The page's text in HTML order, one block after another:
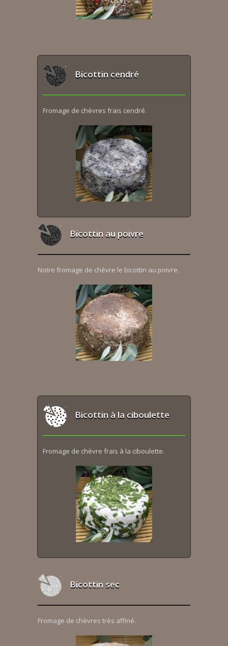
Bicottin cendré
Fromage de chèvres frais cendré.
Bicottin au poivre
Notre fromage de chèvre le bicottin au poivre.
Bicottin à la ciboulette
Fromage de chèvre frais à la ciboulette.
Bicottin sec
Fromage de chèvres très affiné.